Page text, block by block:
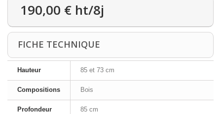
190,00 € ht/8j
FICHE TECHNIQUE
Hauteur 85 et 73 cm
Compositions Bois
Profondeur 85 cm